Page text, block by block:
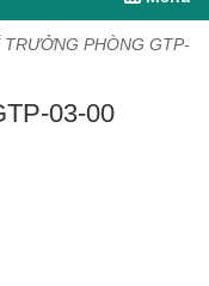
TRƯỞNG PHÒNG GTP-
03-00